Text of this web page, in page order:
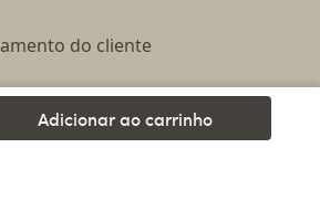
Adicionar ao carrinho
do cliente